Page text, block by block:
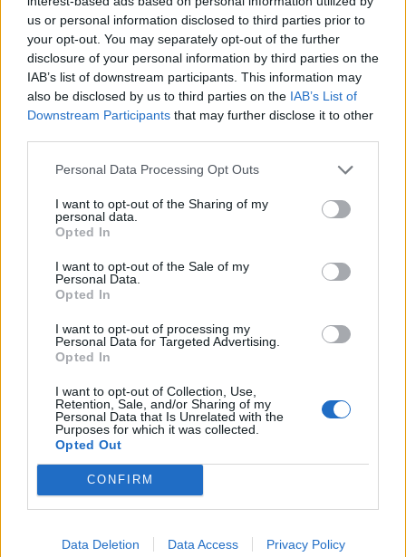
us or personal information disclosed to third parties prior to
your opt-out. You may separately opt-out of the further
disclosure of your personal information by third parties on the
IAB’s list of downstream participants. This information may
also be disclosed by us to third parties on the IAB’s List of
Downstream Participants that may further disclose it to other
Personal Data Processing Opt Outs
I want to opt-out of the Sharing of my
personal data.
Opted In
I want to opt-out of the Sale of my
Personal Data.
Opted In
I want to opt-out of processing my
Personal Data for Targeted Advertising.
Opted In
I want to opt-out of Collection, Use,
Retention, Sale, and/or Sharing of my
Personal Data that Is Unrelated with the
Purposes for which it was collected.
Opted Out
CONFIRM
Data Deletion Data Access Privacy Policy